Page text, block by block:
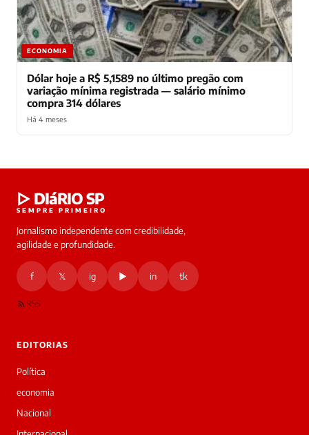
ECONOMIA
Dólar hoje a R$ 5,1589 no último pregão com
variação mínima registrada — salário mínimo
compra 314 dólares
Há 4 meses
online
Oi!
Bom
dia!
▷ DIáRIO SP
SEMPRE PRIMEIRO
Jornalismo independente com credibilidade,
agilidade e profundidade.
f 𝕏 ig ▶ in tk
RSS
EDITORIAS
Política
economia
Nacional